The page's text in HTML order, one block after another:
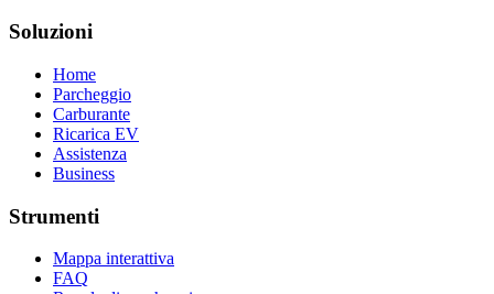
Soluzioni
Home
Parcheggio
Carburante
Ricarica EV
Assistenza
Business
Strumenti
Mappa interattiva
FAQ